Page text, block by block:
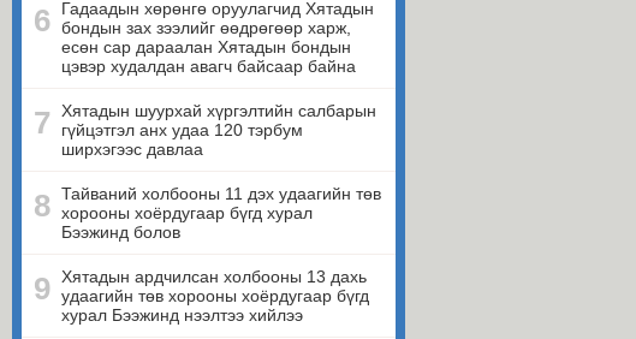
6
Гадаадын хөрөнгө оруулагчид Хятадын
бондын зах зээлийг өөдрөгөөр харж,
есөн сар дараалан Хятадын бондын
цэвэр худалдан авагч байсаар байна
7
Хятадын шуурхай хүргэлтийн салбарын
гүйцэтгэл анх удаа 120 тэрбум
ширхэгээс давлаа
8 Тайваний холбооны 11 дэх удаагийн төв
хорооны хоёрдугаар бүгд хурал
Бээжинд болов
9 Хятадын ардчилсан холбооны 13 дахь
удаагийн төв хорооны хоёрдугаар бүгд
хурал Бээжинд нээлтээ хийлээ